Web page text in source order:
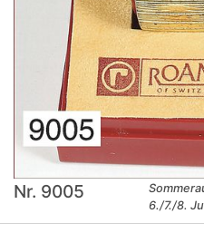
Nr. 9005
6./7./8.